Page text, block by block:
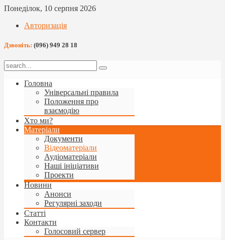
Понеділок, 10 серпня 2026
Авторизація
Дзвоніть: (096) 949 28 18
Головна
Універсальні правила
Положення про
взаємодію
Хто ми?
Матеріали
Документи
Відеоматеріали
Аудіоматеріали
Наші ініціативи
Проекти
Новини
Анонси
Регулярні заходи
Статті
Контакти
Голосовий сервер